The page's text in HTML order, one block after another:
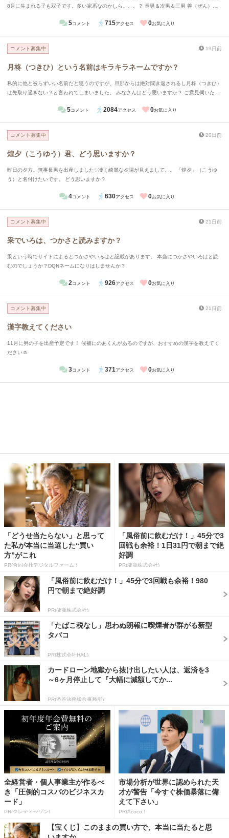
8月に生まれる子も双子です。多い家系なのかしら、、、？ 長男＆次男＆三男 善（ぜん）藍
が、何かいい候補はあるでしょうか。家で出ている候補としては、 絃（げん）くん＆琴（こ
5コメント 715アクセス 0お気に入り
コメント募集中 19日前
月柊（つきひ）という名前はキラキラネームですか？
私的に他と被らずいい名前だと思うのですが、旦那からは絶対聞き返されるし月柊（つきひ）
は先取り過ぎない？と言われてしまいました。 みなさんはどう思いますか？ ご意見伺いたい
5コメント 2084アクセス 0お気に入り
コメント募集中 20日前
煌夕（こうゆう）君、どう思いますか？
昨日の夕方、無事長男を出産しました✨凄く綺麗な夕陽が見えまして、、 「煌夕」（こうゆ
う）と名付けたいです。 どう思いますか？
4コメント 630アクセス 0お気に入り
コメント募集中 21日前
采でいろは、つかさと読みますか？
采という時でサイトによるとつかさやいろはと記載があります。 本当につかさやいろはと読
むのでしょうか？DQNネームになりはしませんか？
2 コメント 926アクセス 0お気に入り
コメント募集中 21日前
漢字教えてください
11月に男の子を出産予定です！ 候補にのあくんがあるのですが、おすすめの漢字を教えてく
ださい☺︎
3コメント 371 アクセス 0お気に入り
「どうせ当たらない」と思って
た私が本当に当選した“買い
方”がこれ
PR(合同会社デジタルファーム )
「風俗前に飲むだけ！」45分で3
回戦も余裕！1日31円で朝まで絶
好調
PR(健商株式会社)
「風俗前に飲むだけ！」45分で3回戦も余裕！980
円で朝まで絶好調
PR(健商株式会社)
「たばこ税なし」思わぬ朗報に喫煙者が群がる新型
タバコ
PR(株式会社HAL)
カードローン地獄から抜け出したい人は、返済を3
～6ヶ月停止して『大幅に減額してか...
PR(渋谷法務総合事務所)
全経営者・個人事業主が作るべ
き「圧倒的コスパのビジネスカ
ード」
PR(クレディセゾン)
市場分析が世界に認められた天
才が警告「今すぐ株価暴落に備
えて下さい」
PR(Acoco.)
【宝くじ】このままの買い方で、本当に当たると思